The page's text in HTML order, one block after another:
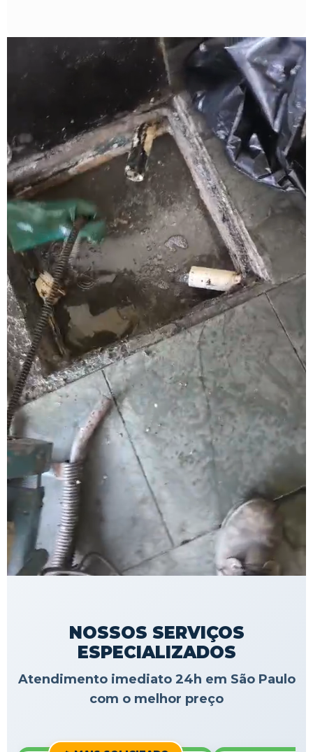
NOSSOS SERVIÇOS
ESPECIALIZADOS
Atendimento imediato 24h em São Paulo
com o melhor preço